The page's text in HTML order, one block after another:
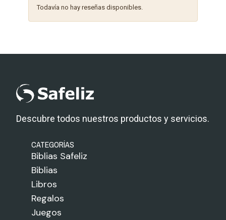
Todavía no hay reseñas disponibles.
Descubre todos nuestros productos y servicios.
CATEGORÍAS
Biblias Safeliz
Biblias
Libros
Regalos
Juegos